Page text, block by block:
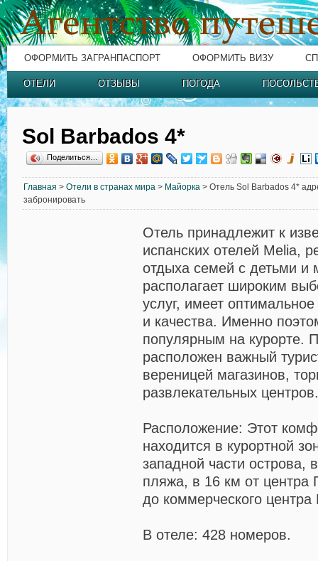
ОФОРМИТЬ ЗАГРАНПАСПОРТ ОФОРМИТЬ ВИЗУ
ОТЕЛИ ОТЗЫВЫ ПОГОДА
Sol Barbados 4*
Поделиться…
Главная > Отели в странах мира > Майорка > Отель Sol Barbados 4*
забронировать
Отель принадлежит к
испанских отелей Melia,
отдыха семей с детьми и
располагает широким
услуг, имеет
и качества. Именно
популярным на курорте.
расположен важный
вереницей магазинов,
развлекательных центров.
Расположение: Этот
находится в курортной
западной части острова,
пляжа, в 16 км от
до коммерческого
В отеле: 428 номеров.